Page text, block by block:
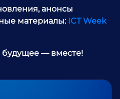
анонсы
материалы:ICT Week
— вместе!